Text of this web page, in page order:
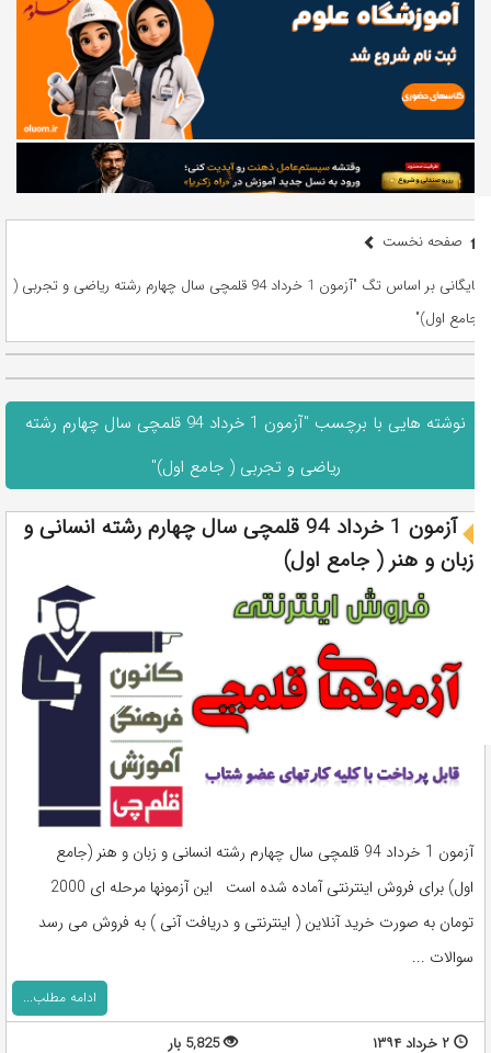
صفحه نخست
بایگانی بر اساس تگ "آزمون 1 خرداد 94 قلمچی سال چهارم رشته ریاضی و تجربی (
جامع اول)"
نوشته هایی با برچسب "آزمون 1 خرداد 94 قلمچی سال چهارم رشته
ریاضی و تجربی ( جامع اول)"
آزمون 1 خرداد 94 قلمچی سال چهارم رشته انسانی و
زبان و هنر ( جامع اول)
آزمون 1 خرداد 94 قلمچی سال چهارم رشته انسانی و زبان و هنر (جامع
اول) برای فروش اینترنتی آماده شده است این آزمونها مرحله ای 2000
تومان به صورت خرید آنلاین ( اینترنتی و دریافت آنی ) به فروش می رسد
سوالات ...
ادامه مطلب...
۲ خرداد ۱۳۹۴ 5,825 بار